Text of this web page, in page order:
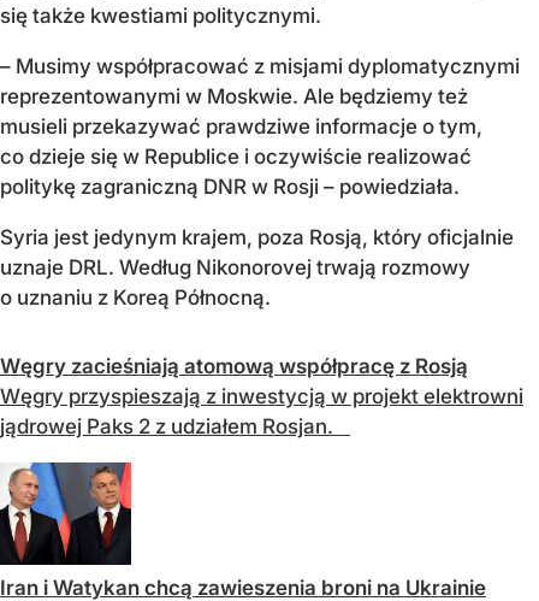
się także kwestiami politycznymi.
– Musimy współpracować z misjami dyplomatycznymi
reprezentowanymi w Moskwie. Ale będziemy też
musieli przekazywać prawdziwe informacje o tym,
co dzieje się w Republice i oczywiście realizować
politykę zagraniczną DNR w Rosji – powiedziała.
Syria jest jedynym krajem, poza Rosją, który oficjalnie
uznaje DRL. Według Nikonorovej trwają rozmowy
o uznaniu z Koreą Północną.
Węgry zacieśniają atomową współpracę z Rosją
Węgry przyspieszają z inwestycją w projekt elektrowni
jądrowej Paks 2 z udziałem Rosjan.
Iran i Watykan chcą zawieszenia broni na Ukrainie